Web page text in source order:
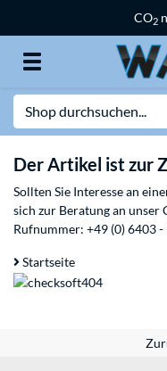
CO2
Der Artikel ist zur
Sollten Sie Interesse an
sich zur Beratung an unser
Rufnummer: +49 (0) 6403
Startseite